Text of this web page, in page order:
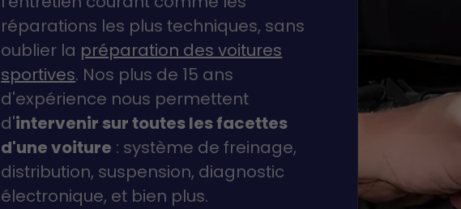
réparations les plus techniques, sans
oublier la préparation des voitures
sportives. Nos plus de 15 ans
d'expérience nous permettent
d'intervenir sur toutes les facettes
d'une voiture : système de freinage,
distribution, suspension, diagnostic
électronique, et bien plus.